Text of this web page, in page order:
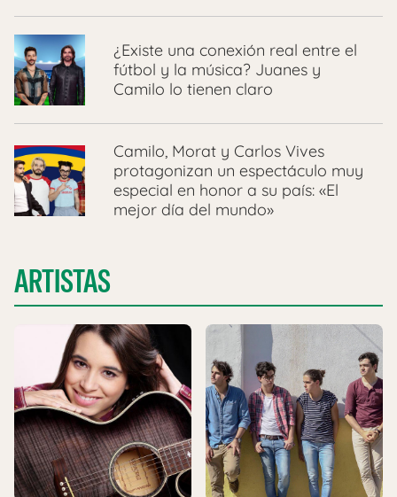
¿Existe una conexión real entre el
fútbol y la música? Juanes y
Camilo lo tienen claro
Camilo, Morat y Carlos Vives
protagonizan un espectáculo muy
especial en honor a su país: «El
mejor día del mundo»
ARTISTAS